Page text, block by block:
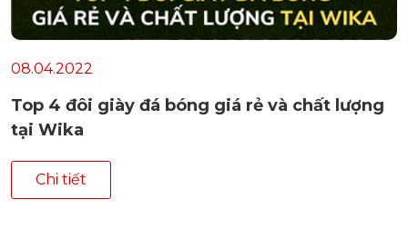
08.04.2022
Top 4 đôi giày đá bóng giá rẻ và chất lượng
tại Wika
Chi tiết